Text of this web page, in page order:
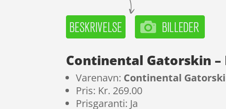
Continental Gatorskin –
Varenavn: Continental
Pris: Kr. 269.00
Prisgaranti: Ja